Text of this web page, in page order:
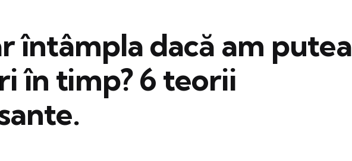
întâmpla dacă am putea
în timp? 6 teorii